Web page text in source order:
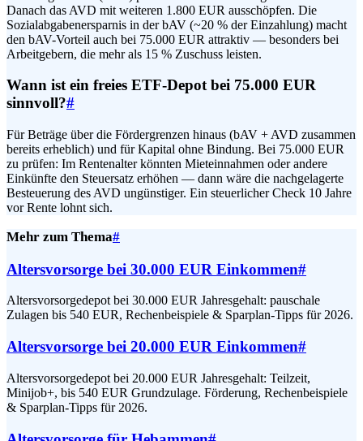
Danach das AVD mit weiteren 1.800 EUR ausschöpfen. Die
Sozialabgabenersparnis in der bAV (~20 % der Einzahlung) macht
den bAV-Vorteil auch bei 75.000 EUR attraktiv — besonders bei
Arbeitgebern, die mehr als 15 % Zuschuss leisten.
Wann ist ein freies ETF-Depot bei 75.000 EUR
sinnvoll?#
Für Beträge über die Fördergrenzen hinaus (bAV + AVD zusammen
bereits erheblich) und für Kapital ohne Bindung. Bei 75.000 EUR
zu prüfen: Im Rentenalter könnten Mieteinnahmen oder andere
Einkünfte den Steuersatz erhöhen — dann wäre die nachgelagerte
Besteuerung des AVD ungünstiger. Ein steuerlicher Check 10 Jahre
vor Rente lohnt sich.
Mehr zum Thema#
Altersvorsorge bei 30.000 EUR Einkommen#
Altersvorsorgedepot bei 30.000 EUR Jahresgehalt: pauschale
Zulagen bis 540 EUR, Rechenbeispiele & Sparplan-Tipps für 2026.
Altersvorsorge bei 20.000 EUR Einkommen#
Altersvorsorgedepot bei 20.000 EUR Jahresgehalt: Teilzeit,
Minijob+, bis 540 EUR Grundzulage. Förderung, Rechenbeispiele
& Sparplan-Tipps für 2026.